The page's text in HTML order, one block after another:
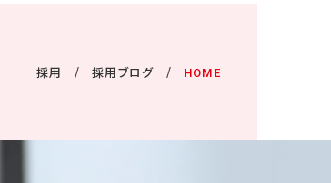
採用 採用ブログ HOME